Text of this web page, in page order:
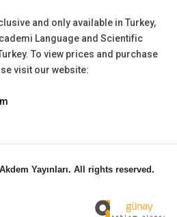
and only available in Turkey,
Language and Scientific
To view prices and purchase
visit our website:
Yayınları. All rights reserved.